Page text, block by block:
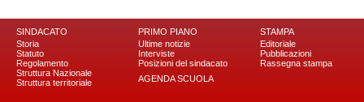
SINDACATO
Storia
Statuto
Regolamento
Struttura Nazionale
Struttura territoriale
PRIMO PIANO
Ultime notizie
Interviste
Posizioni del sindacato
AGENDA SCUOLA
STAMPA
Editoriale
Pubblicazioni
Rassegna stampa